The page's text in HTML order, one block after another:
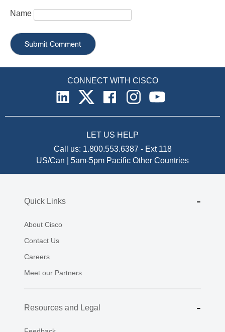
Name
CONNECT WITH CISCO
LET US HELP
Call us: 1.800.553.6387 - Ext 118
US/Can | 5am-5pm Pacific Other Countries